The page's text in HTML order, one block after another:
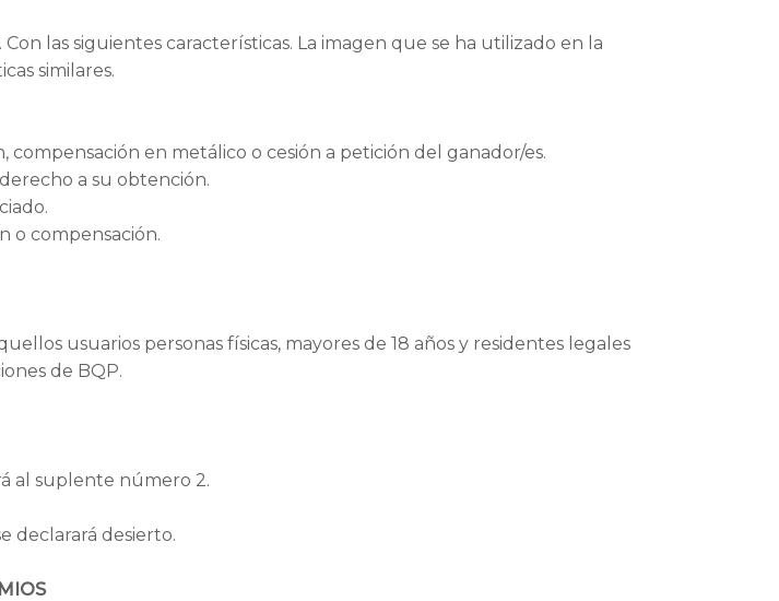
las siguientes características. La imagen que se ha utilizado en la
similares.
en metálico o cesión a petición del ganador/es.
a su obtención.
o compensación.
usuarios personas físicas, mayores de 18 años y residentes legales
de BQP.
al suplente número 2.
declarará desierto.